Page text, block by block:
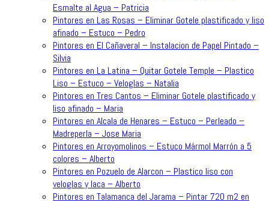
Esmalte al Agua – Patricia
Pintores en Las Rosas – Eliminar Gotele plastificado y liso
afinado – Estuco – Pedro
Pintores en El Cañaveral – Instalacion de Papel Pintado –
Silvia
Pintores en La Latina – Quitar Gotele Temple – Plastico
Liso – Estuco – Veloglas – Natalia
Pintores en Tres Cantos – Eliminar Gotele plastificado y
liso afinado – Maria
Pintores en Alcala de Henares – Estuco – Perleado –
Madreperla – Jose Maria
Pintores en Arroyomolinos – Estuco Mármol Marrón a 5
colores – Alberto
Pintores en Pozuelo de Alarcon – Plastico liso con
veloglas y laca – Alberto
Pintores en Talamanca del Jarama – Pintar 720 m2 en